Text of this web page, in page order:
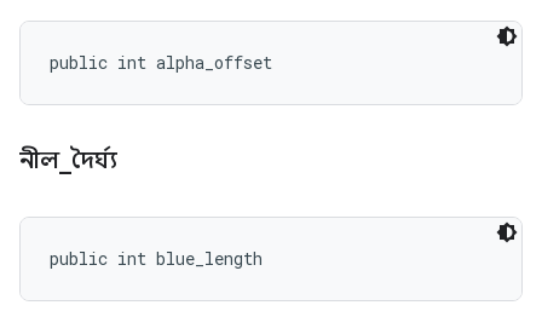
public int alpha_offset
নীল_দৈর্ঘ্য
public int blue_length